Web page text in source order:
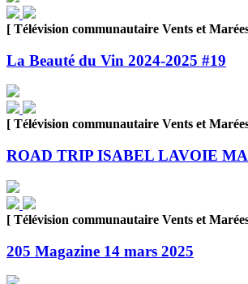
[ Télévision communautaire Vents et
La Beauté du Vin 2024-2025 #19
[ Télévision communautaire Vents et
ROAD TRIP ISABEL LAVOIE
[ Télévision communautaire Vents et
205 Magazine 14 mars 2025